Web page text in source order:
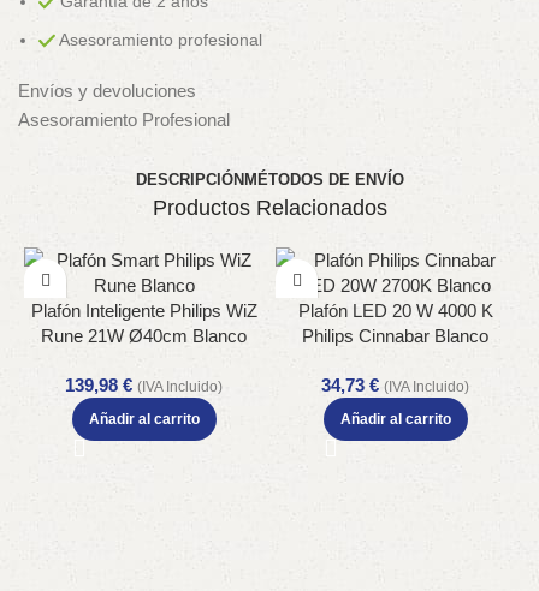
Asesoramiento profesional
Envíos y devoluciones
Asesoramiento Profesional
DESCRIPCIÓN MÉTODOS DE ENVÍO
Productos Relacionados
Plafón Inteligente Philips WiZ
Rune 21W Ø40cm Blanco
139,98 € (IVA Incluido)
Añadir al carrito
Plafón LED 20 W 4000 K
Philips Cinnabar Blanco
34,73 € (IVA Incluido)
Añadir al carrito